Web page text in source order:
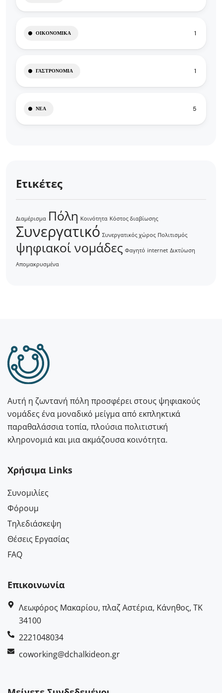
ΟΙΚΟΝΟΜΙΚΆ 1
ΓΑΣΤΡΟΝΟΜΊΑ 1
ΝΈΑ 5
Ετικέτες
Διαμέρισμα Πόλη Κοινότητα Κόστος διαβίωσης
Συνεργατικό Συνεργατικός χώρος Πολιτισμός
ψηφιακοί νομάδες Φαγητό internet Δικτύωση
Απομακρυσμένα
Αυτή η ζωντανή πόλη προσφέρει στους ψηφιακούς
νομάδες ένα μοναδικό μείγμα από εκπληκτικά
παραθαλάσσια τοπία, πλούσια πολιτιστική
κληρονομιά και μια ακμάζουσα κοινότητα.
Χρήσιμα Links
Συνομιλίες
Φόρουμ
Τηλεδιάσκεψη
Θέσεις Εργασίας
FAQ
Επικοινωνία
Λεωφόρος Μακαρίου, πλαζ Αστέρια, Κάνηθος, ΤΚ
34100
2221048034
coworking@dchalkideon.gr